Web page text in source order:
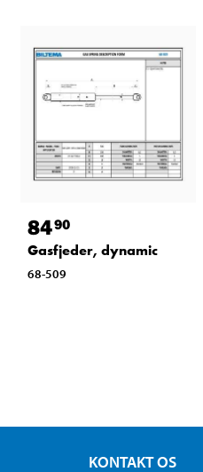
8490
Gasfjeder, dynamic
68-509
KONTAKT OS